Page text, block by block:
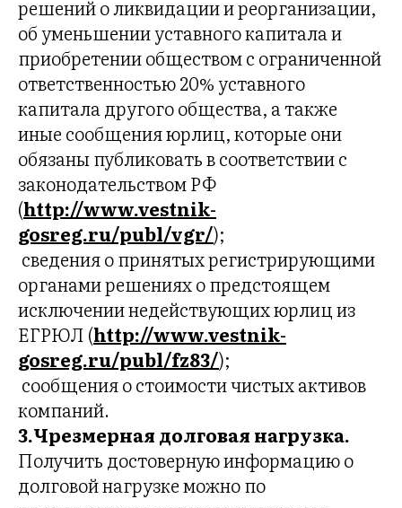
решений о ликвидации и реорганизации,
об уменьшении уставного капитала и
приобретении обществом с ограниченной
ответственностью 20% уставного
капитала другого общества, а также
иные сообщения юрлиц, которые они
обязаны публиковать в соответствии с
законодательством РФ
(http://www.vestnik-
gosreg.ru/publ/vgr/);
 сведения о принятых регистрирующими
органами решениях о предстоящем
исключении недействующих юрлиц из
ЕГРЮЛ (http://www.vestnik-
gosreg.ru/publ/fz83/);
 сообщения о стоимости чистых активов
компаний.
3.Чрезмерная долговая нагрузка.
Получить достоверную информацию о
долговой нагрузке можно по